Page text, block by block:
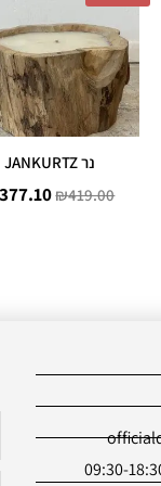
נר JANKURTZ
₪419.00
377.10